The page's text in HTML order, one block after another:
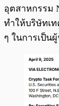
อุตสาหกรรม
ทำให้บริษัทเท
ๆ ในการเป็น